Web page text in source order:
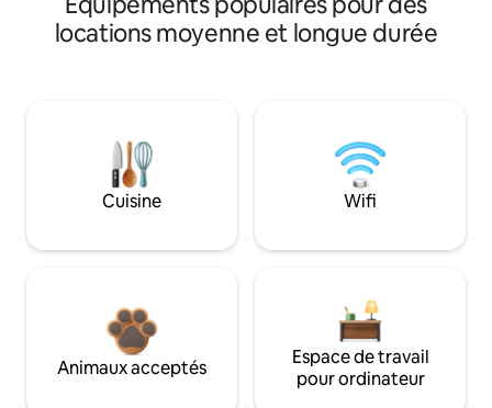
locations moyenne et longue durée
Cuisine Wifi
Animaux acceptés
Espace de travail
pour ordinateur